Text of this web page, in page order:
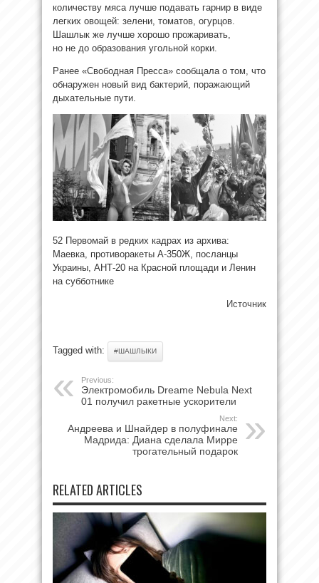
количеству мяса лучше подавать гарнир в виде
легких овощей: зелени, томатов, огурцов.
Шашлык же лучше хорошо прожаривать,
но не до образования угольной корки.
Ранее «Свободная Пресса» сообщала о том, что
обнаружен новый вид бактерий, поражающий
дыхательные пути.
52 Первомай в редких кадрах из архива:
Маевка, противоракеты А-350Ж, посланцы
Украины, АНТ-20 на Красной площади и Ленин
на субботнике
Источник
Tagged with: #ШАШЛЫКИ
Previous:
Электромобиль Dreame Nebula Next
01 получил ракетные ускорители
Next:
Андреева и Шнайдер в полуфинале
Мадрида: Диана сделала Мирре
трогательный подарок
RELATED ARTICLES